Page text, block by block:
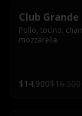
Club Grande
Pollo, tocino,
mozzarella.
$14.900$16.500